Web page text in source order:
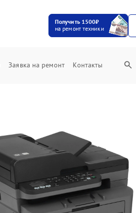
Получить 1500₽
на ремонт техники
Заявка на ремонт Контакты